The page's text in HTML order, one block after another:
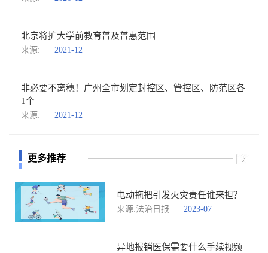
北京将扩大学前教育普及普惠范围
来源: 2021-12
非必要不离穗！广州全市划定封控区、管控区、防范区各
1个
来源: 2021-12
更多推荐
电动拖把引发火灾责任谁来担？
来源:法治日报 2023-07
异地报销医保需要什么手续视频